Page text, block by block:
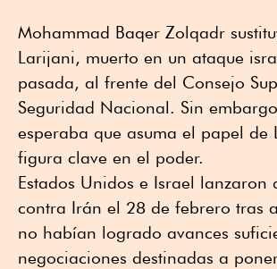
Mohammad Baqer Zolqadr
Larijani, muerto en un ataque
pasada, al frente del Consejo
Seguridad Nacional. Sin
esperaba que asuma el papel de
figura clave en el poder.
Estados Unidos e Israel lanzaron
contra Irán el 28 de febrero tras
no habían logrado avances
negociaciones destinadas a